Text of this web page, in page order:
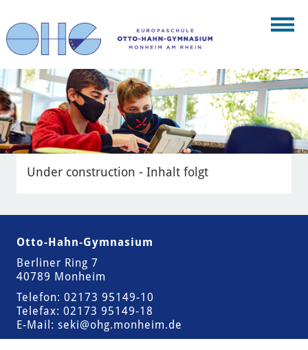
Under construction - Inhalt folgt
Otto-Hahn-Gymnasium
Berliner Ring 7
40789 Monheim
Telefon: 02173 95149-10
Telefax: 02173 95149-18
E-Mail: seki@ohg.monheim.de